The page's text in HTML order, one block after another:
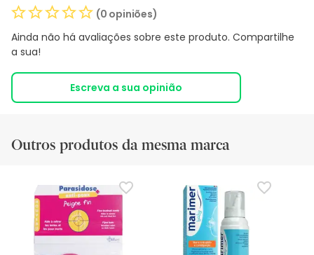
(0 opiniões)
Ainda não há avaliações sobre este produto. Compartilhe
a sua!
Escreva a sua opinião
Outros produtos da mesma marca